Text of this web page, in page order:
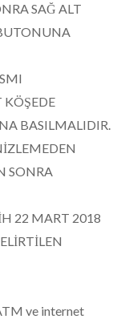
SAĞ ALT
KÖŞEDE
BASILMALIDIR.
SONRA
22 MART 2018
ve internet